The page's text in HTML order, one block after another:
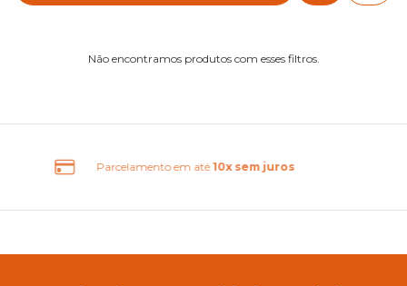
Não encontramos produtos com esses filtros.
10x sem juros